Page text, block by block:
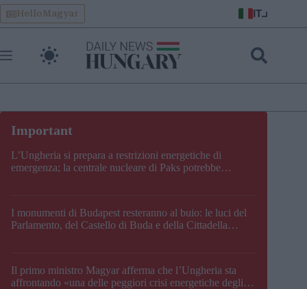
Skip
to
content
HelloMagyar IT
L’Ungheria si prepara a restrizioni energetiche di
emergenza; la centrale nucleare di Paks potrebbe
I monumenti di Budapest resteranno al buio: le luci del
Parlamento, del Castello di Buda e della Cittadella
Il primo ministro Magyar afferma che l’Ungheria sta
affrontando «una delle peggiori crisi energetiche degli